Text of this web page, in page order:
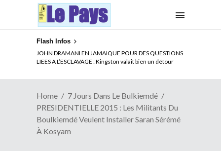
Flash Infos
ELECTION DE TALON A LA TETE DU SENAT BENINOIS :
Quand Patrice quitte le pouvoir sans partir !
Home
7 Jours Dans Le Bulkiemdé
PRESIDENTIELLE 2015 : Les Militants Du
Boulkiemdé Veulent Installer Saran Sérémé
À Kosyam